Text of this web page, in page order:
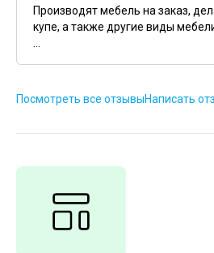
Производят мебель на заказ,
купе, а также другие виды
Посмотреть все отзывыНаписать